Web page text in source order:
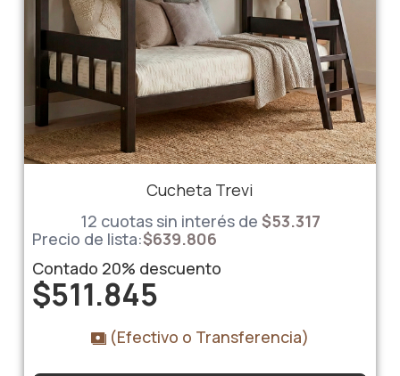
Cucheta Trevi
12 cuotas sin interés de $53.317
Precio de lista:$639.806
Contado 20% descuento
$511.845
(Efectivo o Transferencia)